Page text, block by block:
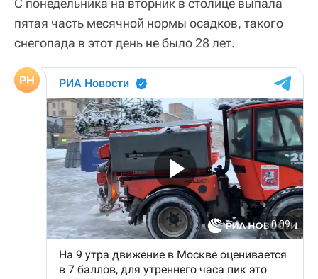
пятая часть месячной нормы осадков, такого
снегопада в этот день не было 28 лет.